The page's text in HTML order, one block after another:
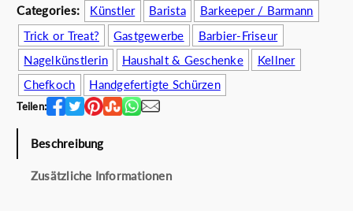
c
h
e
r
P
r
e
w
r
e
i
s
i
s
t
0
Categories: Künstler Barista
Barkeeper / Barmann
Trick or Treat?
Gastgewerbe
Barbier-Friseur
Nagelkünstlerin
Haushalt & Geschenke
Kellner
Chefkoch
Handgefertigte Schürzen
Teilen:
Beschreibung
Zusätzliche Informationen